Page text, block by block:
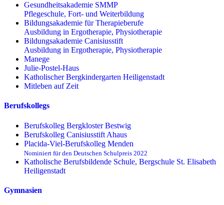
Gesundheitsakademie SMMP
Pflegeschule, Fort- und Weiterbildung
Bildungsakademie für Therapieberufe
Ausbildung in Ergotherapie, Physiotherapie
Bildungsakademie Canisiusstift
Ausbildung in Ergotherapie, Physiotherapie
Manege
Julie-Postel-Haus
Katholischer Bergkindergarten Heiligenstadt
Mitleben auf Zeit
Berufskollegs
Berufskolleg Bergkloster Bestwig
Berufskolleg Canisiusstift Ahaus
Placida-Viel-Berufskolleg Menden
Nominiert für den Deutschen Schulpreis 2022
Katholische Berufsbildende Schule, Bergschule St. Elisabeth
Heiligenstadt
Gymnasien